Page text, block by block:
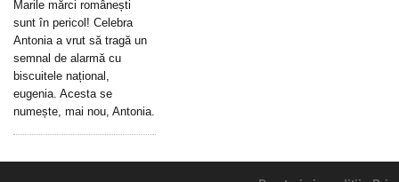
Marile mărci românești
sunt în pericol! Celebra
Antonia a vrut să tragă un
semnal de alarmă cu
biscuitele național,
eugenia. Acesta se
numește, mai nou, Antonia.